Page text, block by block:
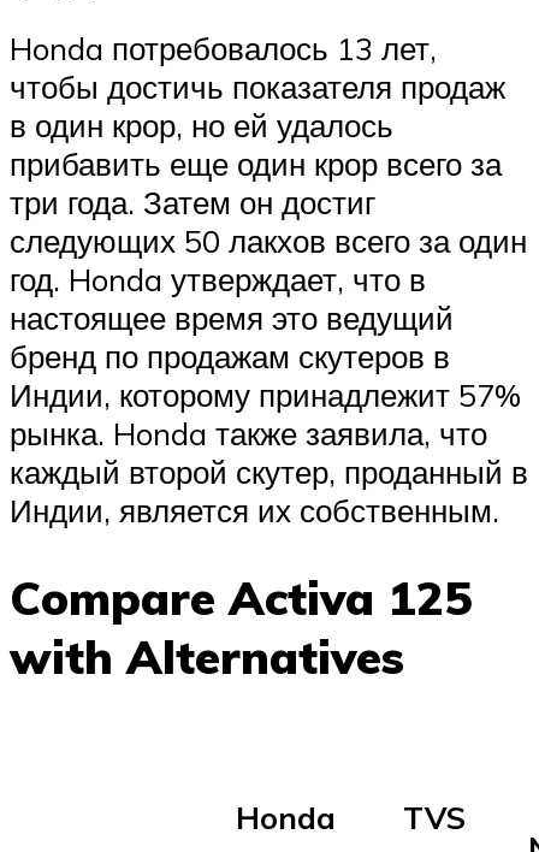
Honda потребовалось 13 лет,
чтобы достичь показателя продаж
в один крор, но ей удалось
прибавить еще один крор всего за
три года. Затем он достиг
следующих 50 лакхов всего за один
год. Honda утверждает, что в
настоящее время это ведущий
бренд по продажам скутеров в
Индии, которому принадлежит 57%
рынка. Honda также заявила, что
каждый второй скутер, проданный в
Индии, является их собственным.
Compare Activa 125
with Alternatives
Honda TVS